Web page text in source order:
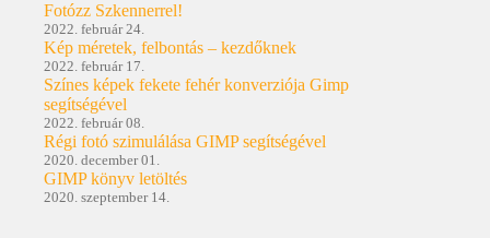
Fotózz Szkennerrel!
2022. február 24.
Kép méretek, felbontás – kezdőknek
2022. február 17.
Színes képek fekete fehér konverziója Gimp
segítségével
2022. február 08.
Régi fotó szimulálása GIMP segítségével
2020. december 01.
GIMP könyv letöltés
2020. szeptember 14.